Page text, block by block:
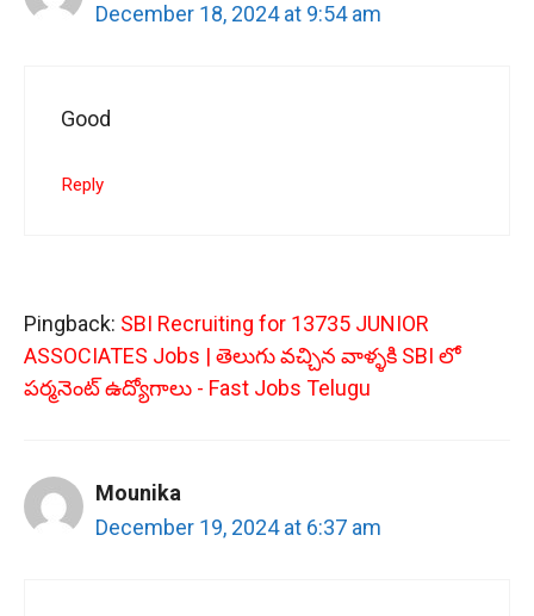
December 18, 2024 at 9:54 am
Good
Reply
Pingback: SBI Recruiting for 13735 JUNIOR
ASSOCIATES Jobs | తెలుగు వచ్చిన వాళ్ళకి SBI లో
పర్మనెంట్ ఉద్యోగాలు - Fast Jobs Telugu
Mounika
December 19, 2024 at 6:37 am